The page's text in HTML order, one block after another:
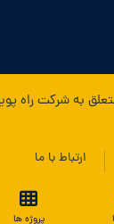
به شرکت راه
ارتباط با ما
پروژه ها